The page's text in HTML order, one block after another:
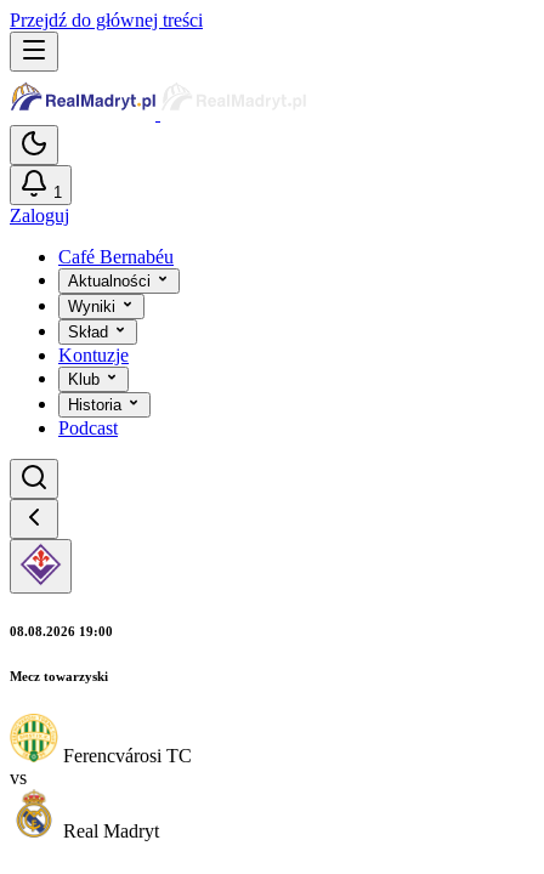
Przejdź do głównej treści
1
Zaloguj
Café Bernabéu
Aktualności
Wyniki
Skład
Kontuzje
Klub
Historia
Podcast
08.08.2026 19:00
Mecz towarzyski
Ferencvárosi TC
vs
Real Madryt